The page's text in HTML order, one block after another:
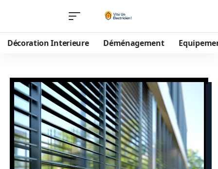
Décoration Interieure Déménagement